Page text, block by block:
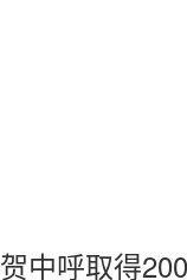
贺中呼取得